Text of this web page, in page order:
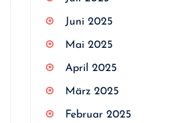
Juni 2025
Mai 2025
April 2025
März 2025
Februar 2025